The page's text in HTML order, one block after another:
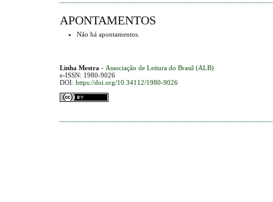
APONTAMENTOS
Não há apontamentos.
Linha Mestra - Associação de Leitura do Brasil (ALB)
e-ISSN: 1980-9026
DOI: https://doi.org/10.34112/1980-9026